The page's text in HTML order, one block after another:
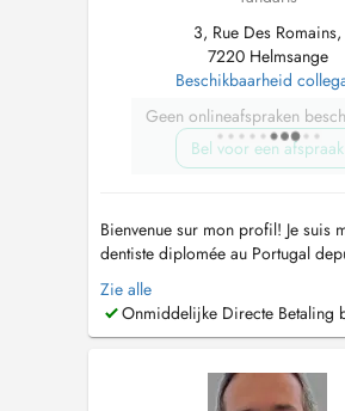
3, Rue Des Romains,
7220 Helmsange
Beschikbaarheid
Geen onlineafspraken
Bel voor een afspraak
Bienvenue sur mon profil! Je suis
dentiste diplomée au Portugal
je me suis consacrée aux
*Orthodontie (adultes et enfants)
esthétiques (Clearcorrect)
*Chirurgie * Dentisterie conse...
Zie alle
Onmiddelijke Directe Betaling